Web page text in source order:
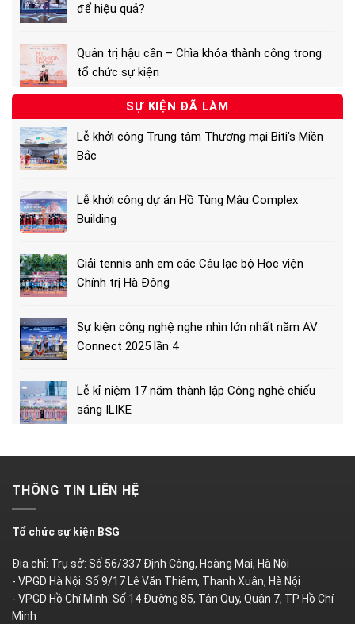
để hiệu quả?
Quản trị hậu cần – Chìa khóa thành công trong
tổ chức sự kiện
SỰ KIỆN ĐÃ LÀM
Lễ khởi công Trung tâm Thương mại Biti's Miền
Bắc
Lễ khởi công dự án Hồ Tùng Mậu Complex
Building
Giải tennis anh em các Câu lạc bộ Học viện
Chính trị Hà Đông
Sự kiện công nghệ nghe nhìn lớn nhất năm AV
Connect 2025 lần 4
Lễ kỉ niệm 17 năm thành lập Công nghệ chiếu
sáng ILIKE
THÔNG TIN LIÊN HỆ
Tổ chức sự kiện BSG
Địa chỉ: Trụ sở: Số 56/337 Định Công, Hoàng Mai, Hà Nội
- VPGD Hà Nội: Số 9/17 Lê Văn Thiêm, Thanh Xuân, Hà Nội
- VPGD Hồ Chí Minh: Số 14 Đường 85, Tân Quy, Quận 7, TP Hồ Chí
Minh